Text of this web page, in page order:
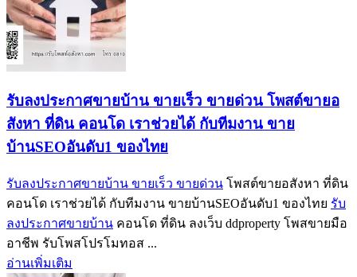
รับลงประกาศขายบ้าน ขายเร็ว ขายด่วน โพสต์ขายอ
สังหา ที่ดิน คอนโด เราช่วยได้ กับทีมงาน ขาย
บ้านSEOอันดับ1 ของไทย
รับลงประกาศขายบ้าน ขายเร็ว ขายด่วน โพสต์ขายอสังหา ที่ดิน
คอนโด เราช่วยได้ กับทีมงาน ขายบ้านSEOอันดับ1 ของไทย รับ
ลงประกาศขายบ้าน คอนโด ที่ดิน ลงเว็บ ddproperty โพสขายมือ
อาชีพ รับโพสโปรโมทอส ...
อ่านเพิ่มเติม